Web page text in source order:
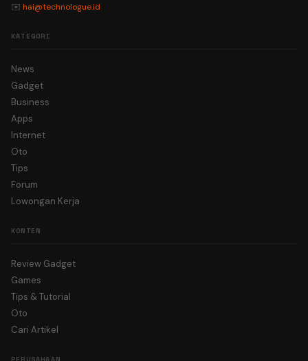
✉️ hai@technologue.id
KATEGORI
News
Gadget
Business
Apps
Internet
Oto
Tips
Forum
Lowongan Kerja
KONTEN
Review Gadget
Games
Tips & Tutorial
Oto
Cari Artikel